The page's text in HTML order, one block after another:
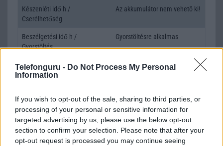
Telefonguru - Do Not Process My Personal
Information
If you wish to opt-out of the sale, sharing to third parties, or
processing of your personal or sensitive information for
targeted advertising by us, please use the below opt-out
section to confirm your selection. Please note that after your
opt-out request is processed you may continue seeing
Készenléti idő h /
Cserélhetőség
Az akkumulátor nem vehetõ ki!
Beszélgetési idő h /
Gyorstöltés
Gyorstöltésre alkalmas
ALKALMAZÁSOK ÉS ÉRZÉKELŐK
Flash/Ujjlenyomat olvasó Fingerprint sensor
SNS integráció alap szolgáltatás
Organizer alap szolgáltatás